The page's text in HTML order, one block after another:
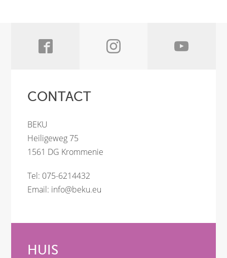
CONTACT
BEKU
Heiligeweg 75
1561 DG Krommenie
Tel: 075-6214432
Email: info@beku.eu
HUIS